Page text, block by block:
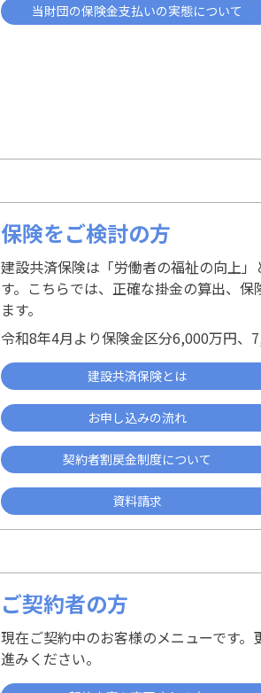
当財団の保険金支払いの実態について
保険をご検討の方
建設共済保険は「労働者の福祉の向上
す。こちらでは、正確な掛金の算出、
ます。
令和8年4月より保険金区分6,000万円、
建設共済保険とは
お申し込みの流れ
契約者割戻金制度について
資料請求
ご契約者の方
現在ご契約中のお客様のメニューです
進みください。